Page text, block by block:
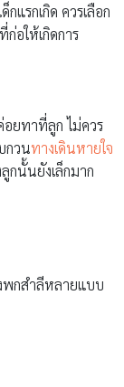
แรกเกิด ควรเลือก
อให้เกิดการ
ยทาที่ลูก ไม่ควร
กวนทางเดินหายใจ
กนั้นยังเล็กมาก
พกสำลีหลายแบบ